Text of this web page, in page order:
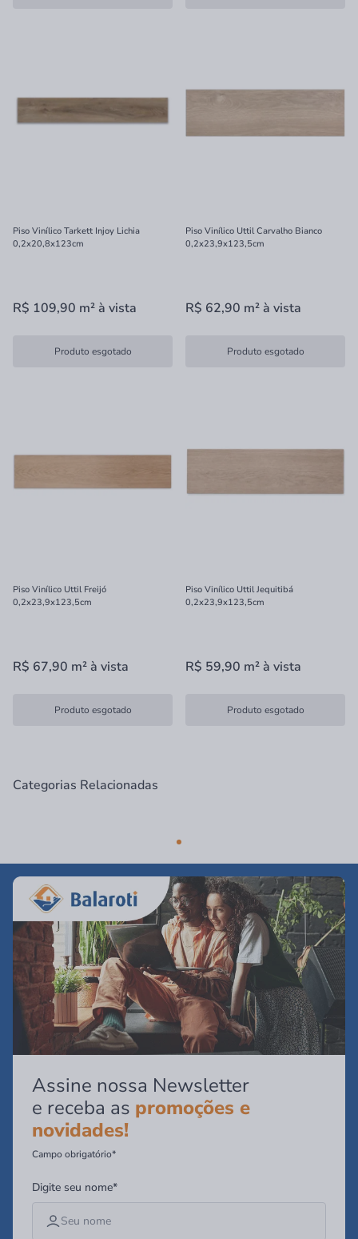
Piso Vinílico Tarkett Injoy Lichia
0,2x20,8x123cm
R$ 109,90 m²à vista
Produto esgotado
Piso Vinílico Uttil Carvalho Bianco
0,2x23,9x123,5cm
R$ 62,90 m²à vista
Produto esgotado
Piso Vinílico Uttil Freijó
0,2x23,9x123,5cm
R$ 67,90 m²à vista
Produto esgotado
Piso Vinílico Uttil Jequitibá
0,2x23,9x123,5cm
R$ 59,90 m²à vista
Produto esgotado
Categorias Relacionadas
Assine nossa Newsletter
e receba as promoções e
novidades!
Campo obrigatório*
Digite seu nome*